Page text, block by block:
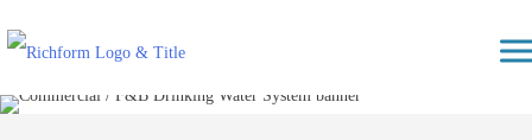
to
content